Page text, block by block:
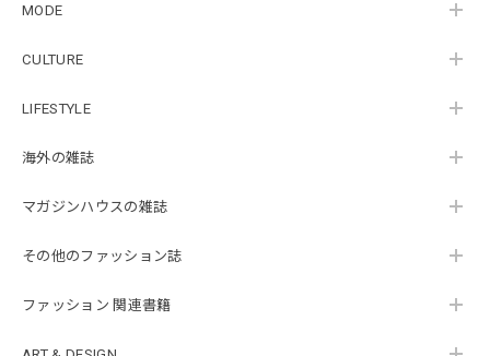
MODE
CULTURE
LIFESTYLE
海外の雑誌
マガジンハウスの雑誌
その他のファッション誌
ファッション 関連書籍